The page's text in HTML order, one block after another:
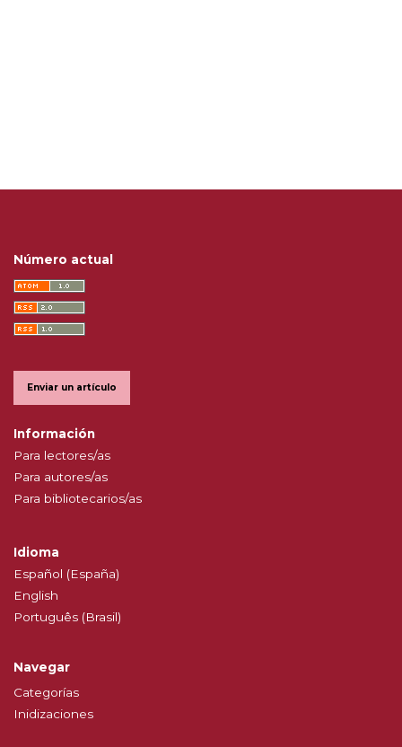
Número actual
Enviar un artículo
Información
Para lectores/as
Para autores/as
Para bibliotecarios/as
Idioma
Español (España)
English
Português (Brasil)
Navegar
Categorías
Inidizaciones